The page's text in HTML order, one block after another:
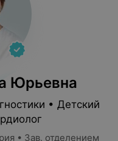
Юрьевна
• Детский
• Зав. отделением